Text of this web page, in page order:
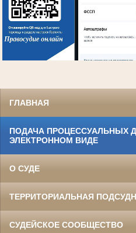
ГЛАВНАЯ
ПОДАЧА ПРОЦЕССУАЛЬНЫХ
ЭЛЕКТРОННОМ ВИДЕ
О СУДЕ
ТЕРРИТОРИАЛЬНАЯ
СУДЕЙСКОЕ СООБЩЕСТВО